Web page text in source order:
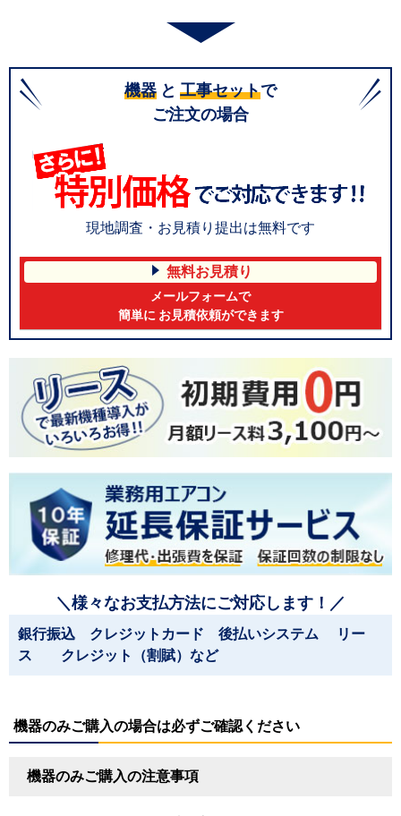
機器 と 工事セットで
ご注文の場合
現地調査・お見積り提出は無料です
無料お見積り
メールフォームで
簡単に お見積依頼ができます
＼様々なお支払方法にご対応します！／
銀行振込 クレジットカード 後払いシステム リー
ス クレジット（割賦）など
機器のみご購入の場合は必ずご確認ください
機器のみご購入の注意事項